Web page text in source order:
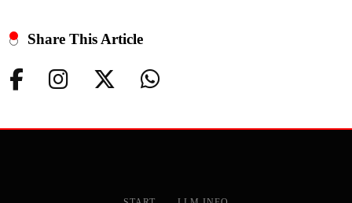
Negara G20 di Awal 2026
Keren! Baznas Bangun Sekolah Tenda
Share This Article